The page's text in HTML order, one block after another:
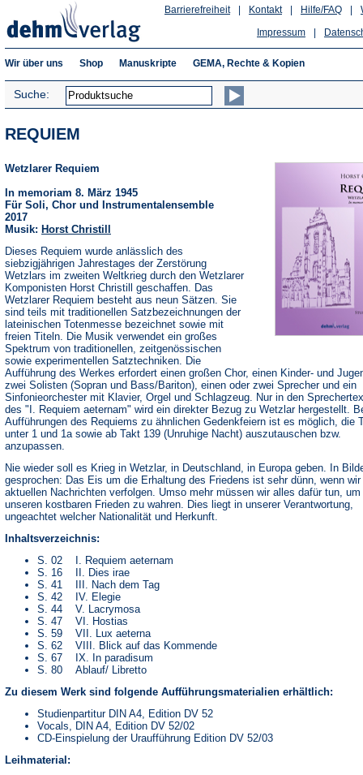
Hilfe/FAQ
Kontakt
Barrierefreiheit
Impressum
Wir über uns Shop Manuskripte GEMA, Rechte & Kopien
Suche:
REQUIEM
Wetzlarer Requiem
In memoriam 8. März 1945
Für Soli, Chor und Instrumentalensemble
2017
Musik: Horst Christill
Dieses Requiem wurde anlässlich des
siebzigjährigen Jahrestages der Zerstörung
Wetzlars im zweiten Weltkrieg durch den Wetzlarer
Komponisten Horst Christill geschaffen. Das
Wetzlarer Requiem besteht aus neun Sätzen. Sie
sind teils mit traditionellen Satzbezeichnungen der
lateinischen Totenmesse bezeichnet sowie mit
freien Titeln. Die Musik verwendet ein großes
Spektrum von traditionellen, zeitgenössischen
sowie experimentellen Satztechniken. Die
Aufführung des Werkes erfordert einen großen Chor, einen Kinder- und
zwei Solisten (Sopran und Bass/Bariton), einen oder zwei Sprecher und ein
Sinfonieorchester mit Klavier, Orgel und Schlagzeug. Nur in den
des "I. Requiem aeternam" wird ein direkter Bezug zu Wetzlar hergestellt.
Aufführungen des Requiems zu ähnlichen Gedenkfeiern ist es möglich, die
unter 1 und 1a sowie ab Takt 139 (Unruhige Nacht) auszutauschen bzw.
anzupassen.
Nie wieder soll es Krieg in Wetzlar, in Deutschland, in Europa geben. In
gesprochen: Das Eis um die Erhaltung des Friedens ist sehr dünn, wenn wir
aktuellen Nachrichten verfolgen. Umso mehr müssen wir alles dafür tun, um
unseren kostbaren Frieden zu wahren. Dies liegt in unserer Verantwortung,
ungeachtet welcher Nationalität und Herkunft.
Inhaltsverzeichnis:
S. 02 I. Requiem aeternam
S. 16 II. Dies irae
S. 41 III. Nach dem Tag
S. 42 IV. Elegie
S. 44 V. Lacrymosa
S. 47 VI. Hostias
S. 59 VII. Lux aeterna
S. 62 VIII. Blick auf das Kommende
S. 67 IX. In paradisum
S. 80 Ablauf/ Libretto
Zu diesem Werk sind folgende Aufführungsmaterialien erhältlich:
Studienpartitur DIN A4, Edition DV 52
Vocals, DIN A4, Edition DV 52/02
CD-Einspielung der Uraufführung Edition DV 52/03
Leihmaterial: